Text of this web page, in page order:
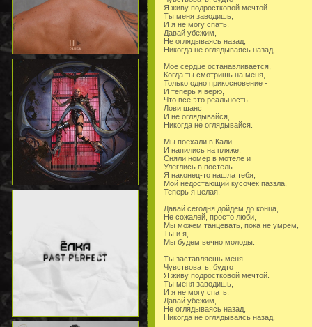
Я живу подростковой мечтой.
Ты меня заводишь,
И я не могу спать.
Давай убежим,
Не оглядываясь назад,
Никогда не оглядываясь назад.
Мое сердце останавливается,
Когда ты смотришь на меня,
Только одно прикосновение -
И теперь я верю,
Что все это реальность.
Лови шанс
И не оглядывайся,
Никогда не оглядывайся.
Мы поехали в Кали
И напились на пляже,
Сняли номер в мотеле и
Улеглись в постель.
Я наконец-то нашла тебя,
Мой недостающий кусочек паззла,
Теперь я целая.
Давай сегодня дойдем до конца,
Не сожалей, просто люби,
Мы можем танцевать, пока не умрем,
Ты и я,
Мы будем вечно молоды.
Ты заставляешь меня
Чувствовать, будто
Я живу подростковой мечтой.
Ты меня заводишь,
И я не могу спать.
Давай убежим,
Не оглядываясь назад,
Никогда не оглядываясь назад.